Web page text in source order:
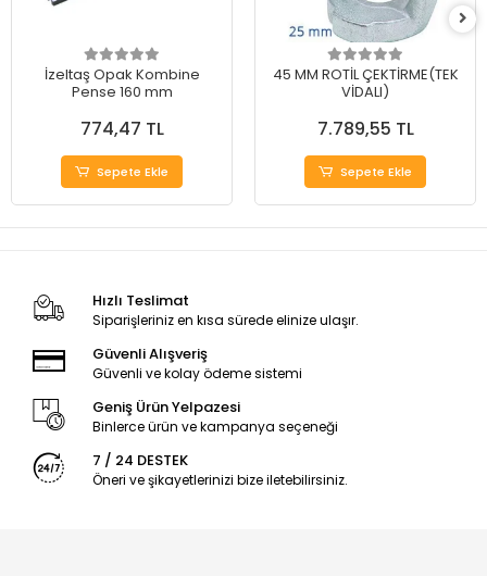
İzeltaş Opak Kombine
Pense 160 mm
774,47 TL
Sepete Ekle
45 MM ROTİL ÇEKTİRME(TEK
VİDALI)
7.789,55 TL
Sepete Ekle
Hızlı Teslimat
Siparişleriniz en kısa sürede elinize ulaşır.
Güvenli Alışveriş
Güvenli ve kolay ödeme sistemi
Geniş Ürün Yelpazesi
Binlerce ürün ve kampanya seçeneği
7 / 24 DESTEK
Öneri ve şikayetlerinizi bize iletebilirsiniz.